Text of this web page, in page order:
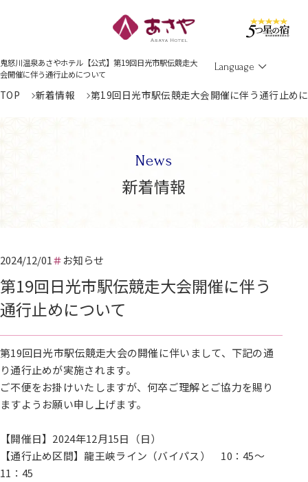
鬼怒川温泉あさやホテル【公式】第19回日光市駅伝競走大
会開催に伴う通行止めについて
Language
TOP 新着情報 第19回日光市駅伝競走大会開催に伴う通行止め
News
新着情報
2024/12/01 お知らせ
第19回日光市駅伝競走大会開催に伴う
通行止めについて
第19回日光市駅伝競走大会の開催に伴いまして、下記の通
り通行止めが実施されます。
ご不便をお掛けいたしますが、何卒ご理解とご協力を賜り
ますようお願い申し上げます。
【開催日】2024年12月15日（日）
【通行止め区間】龍王峡ライン（バイパス） 10：45～
11：45